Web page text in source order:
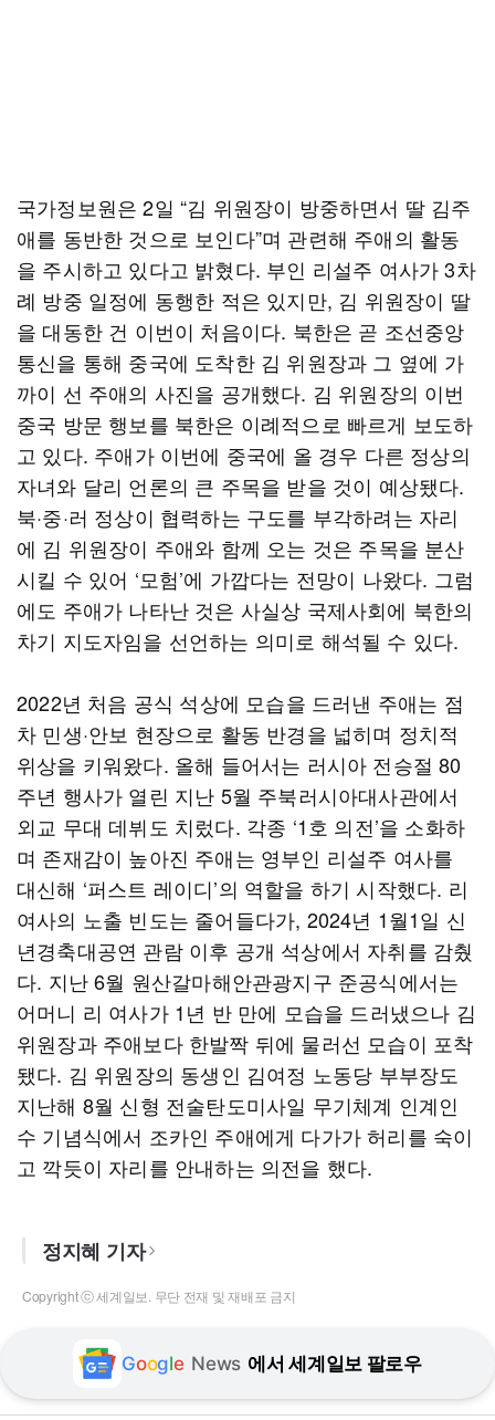
국가정보원은 2일 “김 위원장이 방중하면서 딸 김주
애를 동반한 것으로 보인다”며 관련해 주애의 활동
을 주시하고 있다고 밝혔다. 부인 리설주 여사가 3차
례 방중 일정에 동행한 적은 있지만, 김 위원장이 딸
을 대동한 건 이번이 처음이다. 북한은 곧 조선중앙
통신을 통해 중국에 도착한 김 위원장과 그 옆에 가
까이 선 주애의 사진을 공개했다. 김 위원장의 이번
중국 방문 행보를 북한은 이례적으로 빠르게 보도하
고 있다. 주애가 이번에 중국에 올 경우 다른 정상의
자녀와 달리 언론의 큰 주목을 받을 것이 예상됐다.
북·중·러 정상이 협력하는 구도를 부각하려는 자리
에 김 위원장이 주애와 함께 오는 것은 주목을 분산
시킬 수 있어 ‘모험’에 가깝다는 전망이 나왔다. 그럼
에도 주애가 나타난 것은 사실상 국제사회에 북한의
차기 지도자임을 선언하는 의미로 해석될 수 있다.
2022년 처음 공식 석상에 모습을 드러낸 주애는 점
차 민생·안보 현장으로 활동 반경을 넓히며 정치적
위상을 키워왔다. 올해 들어서는 러시아 전승절 80
주년 행사가 열린 지난 5월 주북러시아대사관에서
외교 무대 데뷔도 치렀다. 각종 ‘1호 의전’을 소화하
며 존재감이 높아진 주애는 영부인 리설주 여사를
대신해 ‘퍼스트 레이디’의 역할을 하기 시작했다. 리
여사의 노출 빈도는 줄어들다가, 2024년 1월1일 신
년경축대공연 관람 이후 공개 석상에서 자취를 감췄
다. 지난 6월 원산갈마해안관광지구 준공식에서는
어머니 리 여사가 1년 반 만에 모습을 드러냈으나 김
위원장과 주애보다 한발짝 뒤에 물러선 모습이 포착
됐다. 김 위원장의 동생인 김여정 노동당 부부장도
지난해 8월 신형 전술탄도미사일 무기체계 인계인
수 기념식에서 조카인 주애에게 다가가 허리를 숙이
고 깍듯이 자리를 안내하는 의전을 했다.
정지혜 기자
Copyright ⓒ 세계일보. 무단 전재 및 재배포 금지
Google News 에서 세계일보 팔로우